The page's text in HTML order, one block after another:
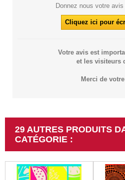
Donnez nous votre
Cliquez ici pour
Votre avis est
et les visiteurs
Merci de
29 AUTRES PRODUITS
CATÉGORIE :